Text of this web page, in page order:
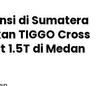
di Sumatera
TIGGO Cross
1.5T di Medan